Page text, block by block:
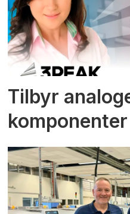
Tilbyr
komponenter